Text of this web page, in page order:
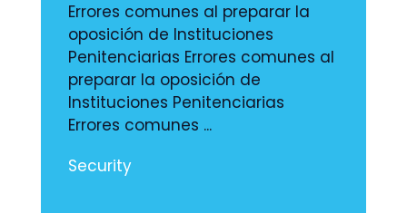
Errores comunes al preparar la
oposición de Instituciones
Penitenciarias Errores comunes al
preparar la oposición de
Instituciones Penitenciarias
Errores comunes ...
Security